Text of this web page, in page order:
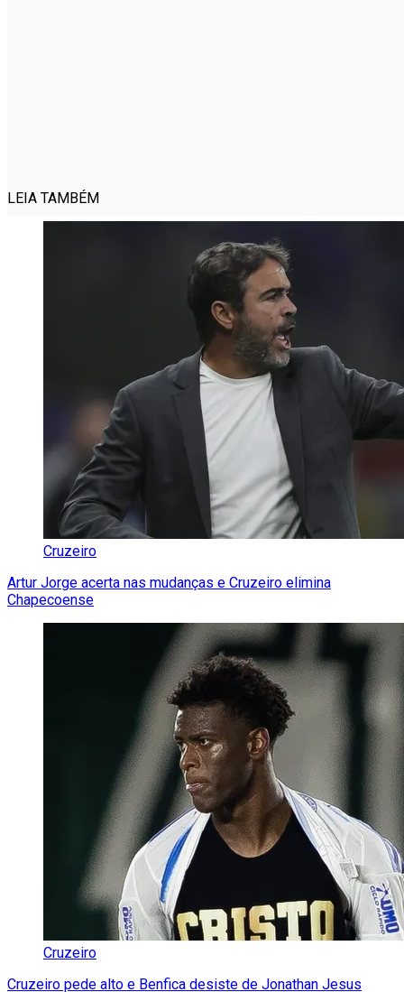
LEIA TAMBÉM
Cruzeiro
Artur Jorge acerta nas mudanças e Cruzeiro elimina
Chapecoense
Cruzeiro
Cruzeiro pede alto e Benfica desiste de Jonathan Jesus